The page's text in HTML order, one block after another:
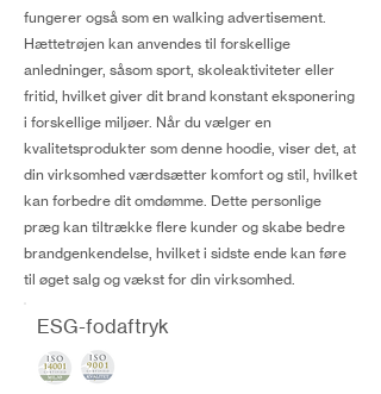
fungerer også som en walking advertisement.
Hættetrøjen kan anvendes til forskellige
anledninger, såsom sport, skoleaktiviteter eller
fritid, hvilket giver dit brand konstant eksponering
i forskellige miljøer. Når du vælger en
kvalitetsprodukter som denne hoodie, viser det, at
din virksomhed værdsætter komfort og stil, hvilket
kan forbedre dit omdømme. Dette personlige
præg kan tiltrække flere kunder og skabe bedre
brandgenkendelse, hvilket i sidste ende kan føre
til øget salg og vækst for din virksomhed.
ESG-fodaftryk